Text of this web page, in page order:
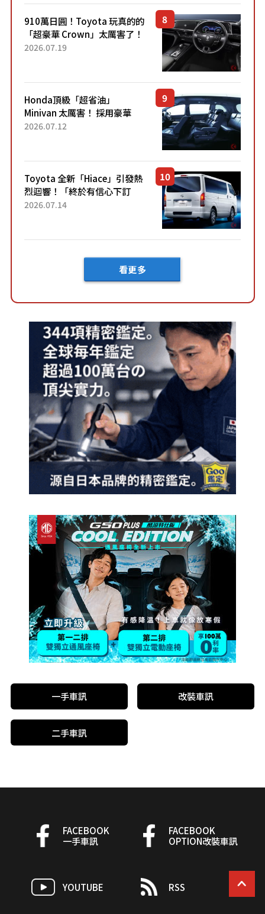
了！...
910萬日圓！Toyota 玩真的的
「超豪華 Crown」太厲害了！
採用由「匠人技藝」打造的
2026.07.19
Honda頂級「超省油」
Minivan 太厲害！ 採用豪華
「真皮座椅」與專屬「黑色內
「三...
2026.07.12
Toyota 全新「Hiace」引發熱
烈迴響！「終於有信心下訂
了！」「哪個等級交車最
車？...
2026.07.14
看更多
一手車訊 改裝車訊
二手車訊
FACEBOOK
一手車訊
FACEBOOK
OPTION改裝車訊
YOUTUBE RSS